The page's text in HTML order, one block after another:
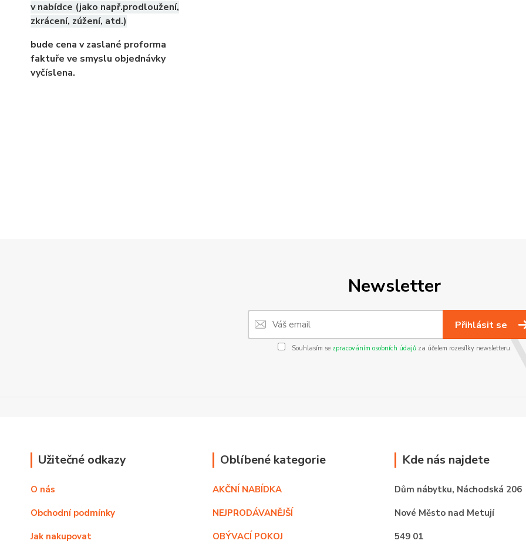
v nabídce (jako např.prodloužení,
zkrácení, zúžení, atd.)
bude cena v zaslané proforma
faktuře ve smyslu objednávky
vyčíslena.
Newsletter
Přihlásit se
Souhlasím se zpracováním osobních údajůza účelem rozesílky newsletteru.
Užitečné odkazy
O nás
Obchodní podmínky
Jak nakupovat
Oblíbené kategorie
AKČNÍ NABÍDKA
NEJPRODÁVANĚJŠÍ
OBÝVACÍ POKOJ
Kde nás najdete
Dům nábytku, Náchodská 206
Nové Město nad Metují
549 01